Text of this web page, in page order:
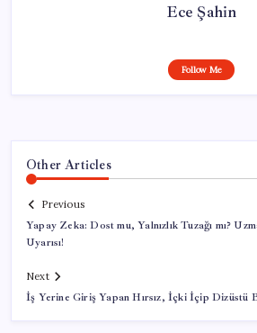
Ece Şahin
Follow Me
Other Articles
Previous
Yapay Zeka: Dost mu, Yalnızlık Tuzağı mı?
Uyarısı!
Next
İş Yerine Giriş Yapan Hırsız, İçki İçip Dizüstü